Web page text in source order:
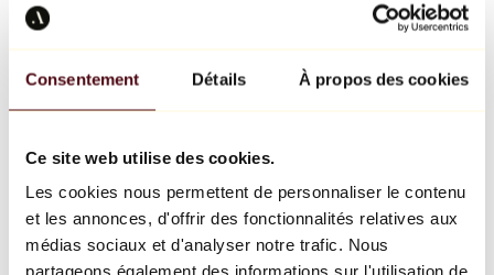
Consentement Détails À propos des cookies
Ce site web utilise des cookies.
Les cookies nous permettent de personnaliser le contenu
et les annonces, d'offrir des fonctionnalités relatives aux
médias sociaux et d'analyser notre trafic. Nous
partageons également des informations sur l'utilisation de
Richard Orlinski
Keith Haring
Jeff Koons
Jean-Michel Basquiat
Tous les designers
Œuvre de la semaine